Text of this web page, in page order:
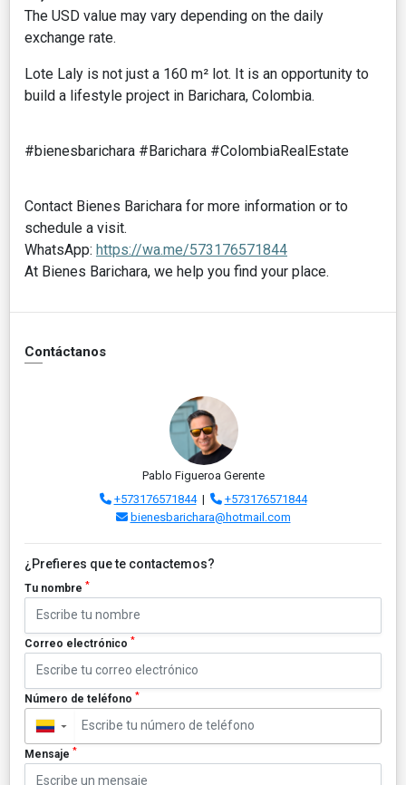
The USD value may vary depending on the daily
exchange rate.
Lote Laly is not just a 160 m² lot. It is an opportunity to
build a lifestyle project in Barichara, Colombia.
#bienesbarichara #Barichara #ColombiaRealEstate
Contact Bienes Barichara for more information or to
schedule a visit.
WhatsApp: https://wa.me/573176571844
At Bienes Barichara, we help you find your place.
Contáctanos
Pablo Figueroa Gerente
+573176571844|
+573176571844
bienesbarichara@hotmail.com
¿Prefieres que te contactemos?
Tu nombre *
Correo electrónico *
Número de teléfono *
▼
Mensaje *